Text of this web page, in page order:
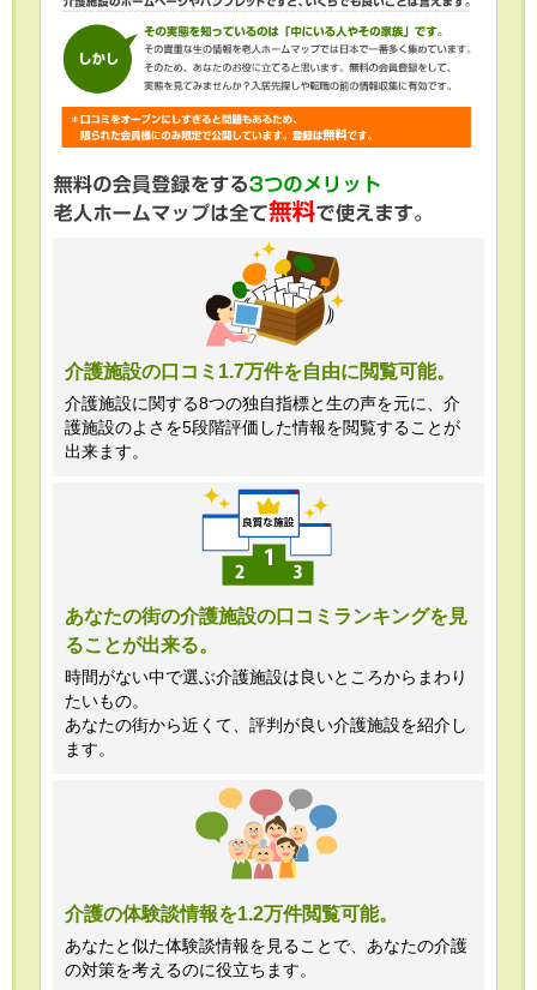
介護施設の口コミ1.7万件を自由に閲覧可能。
介護施設に関する8つの独自指標と生の声を元に、介
護施設のよさを5段階評価した情報を閲覧することが
出来ます。
あなたの街の介護施設の口コミランキングを見
ることが出来る。
時間がない中で選ぶ介護施設は良いところからまわり
たいもの。
あなたの街から近くて、評判が良い介護施設を紹介し
ます。
介護の体験談情報を1.2万件閲覧可能。
あなたと似た体験談情報を見ることで、あなたの介護
の対策を考えるのに役立ちます。